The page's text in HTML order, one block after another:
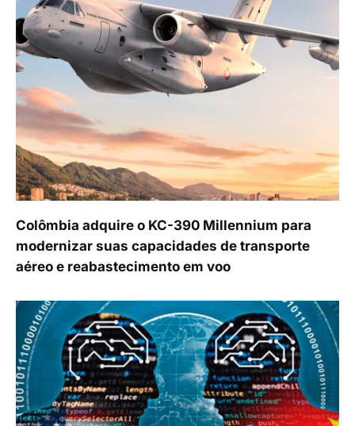
Colômbia adquire o KC-390 Millennium para
modernizar suas capacidades de transporte
aéreo e reabastecimento em voo